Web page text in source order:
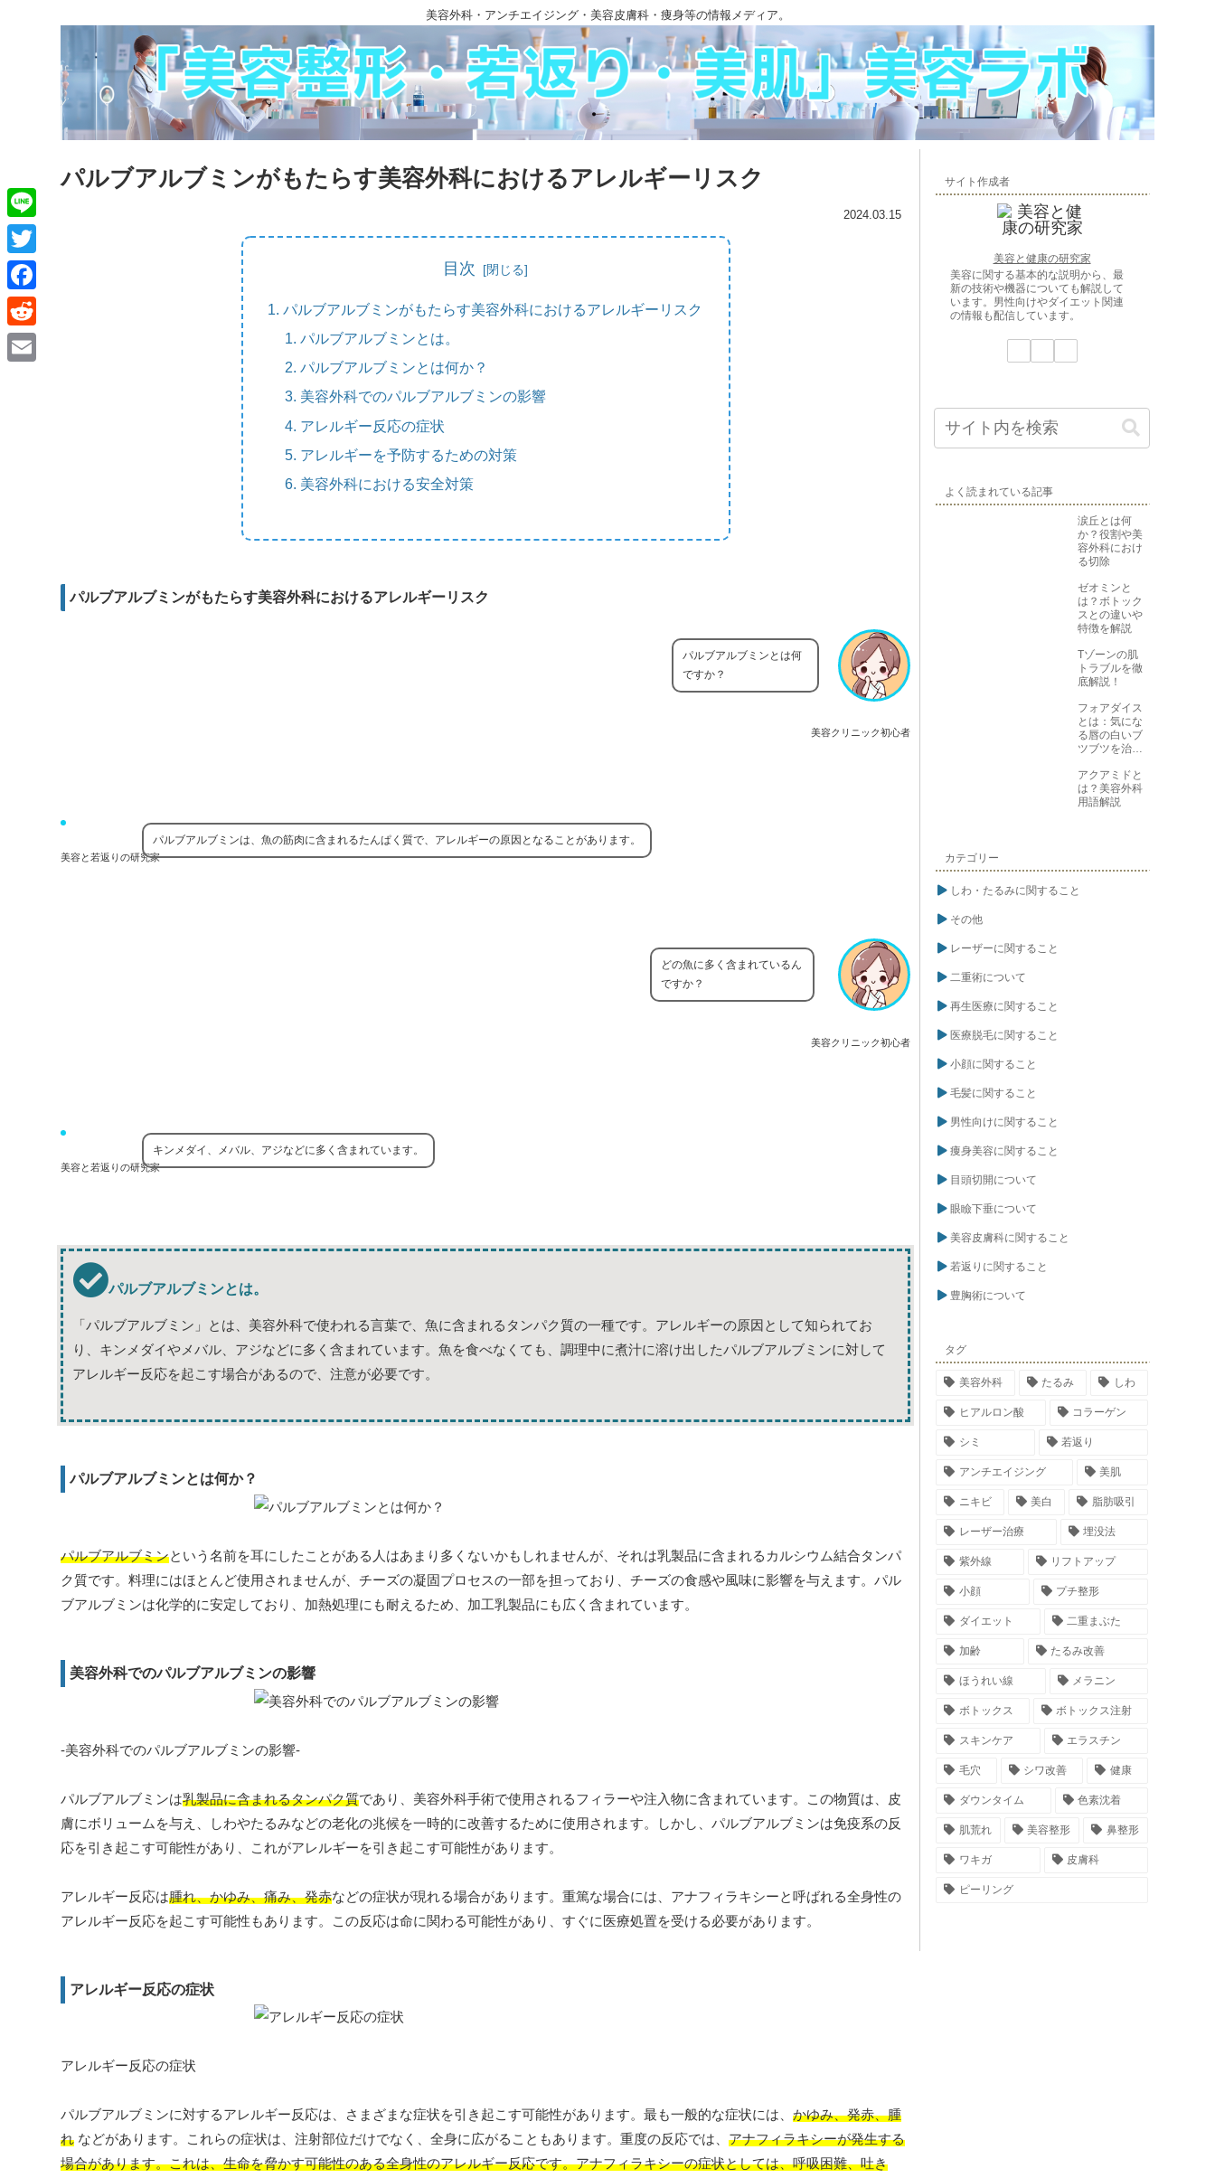
美容外科・アンチエイジング・美容皮膚科・痩身等の情報メディア。
パルブアルブミンがもたらす美容外科におけるアレルギーリスク
2024.03.15
目次
パルブアルブミンがもたらす美容外科におけるアレルギーリスク
パルブアルブミンとは。
パルブアルブミンとは何か？
美容外科でのパルブアルブミンの影響
アレルギー反応の症状
アレルギーを予防するための対策
美容外科における安全対策
パルブアルブミンがもたらす美容外科におけるアレルギーリスク
美容クリニック初心者
パルブアルブミンとは何
ですか？
美容と若返りの研究家
パルブアルブミンは、魚の筋肉に含まれるたんぱく質で、アレルギーの原因となることがあります。
美容クリニック初心者
どの魚に多く含まれているん
ですか？
美容と若返りの研究家
キンメダイ、メバル、アジなどに多く含まれています。
パルブアルブミンとは。
「パルブアルブミン」とは、美容外科で使われる言葉で、魚に含まれるタンパク質の一種です。アレルギーの原因として知られてお
り、キンメダイやメバル、アジなどに多く含まれています。魚を食べなくても、調理中に煮汁に溶け出したパルブアルブミンに対して
アレルギー反応を起こす場合があるので、注意が必要です。
パルブアルブミンとは何か？
パルブアルブミンという名前を耳にしたことがある人はあまり多くないかもしれませんが、それは乳製品に含まれるカルシウム結合タンパ
ク質です。料理にはほとんど使用されませんが、チーズの凝固プロセスの一部を担っており、チーズの食感や風味に影響を与えます。パル
ブアルブミンは化学的に安定しており、加熱処理にも耐えるため、加工乳製品にも広く含まれています。
美容外科でのパルブアルブミンの影響
-美容外科でのパルブアルブミンの影響-
パルブアルブミンは乳製品に含まれるタンパク質であり、美容外科手術で使用されるフィラーや注入物に含まれています。この物質は、皮
膚にボリュームを与え、しわやたるみなどの老化の兆候を一時的に改善するために使用されます。しかし、パルブアルブミンは免疫系の反
応を引き起こす可能性があり、これがアレルギーを引き起こす可能性があります。
アレルギー反応は腫れ、かゆみ、痛み、発赤などの症状が現れる場合があります。重篤な場合には、アナフィラキシーと呼ばれる全身性の
アレルギー反応を起こす可能性もあります。この反応は命に関わる可能性があり、すぐに医療処置を受ける必要があります。
アレルギー反応の症状
アレルギー反応の症状
パルブアルブミンに対するアレルギー反応は、さまざまな症状を引き起こす可能性があります。最も一般的な症状には、 かゆみ、発赤、腫
れ などがあります。これらの症状は、注射部位だけでなく、全身に広がることもあります。重度の反応では、 アナフィラキシーが発生する
場合があります。これは、生命を脅かす可能性のある全身性のアレルギー反応です。アナフィラキシーの症状としては、呼吸困難、吐き
サイト作成者
美容と健康の研究家
美容に関する基本的な説明から、最
新の技術や機器についても解説して
います。男性向けやダイエット関連
の情報も配信しています。
よく読まれている記事
涙丘とは何
か？役割や美
容外科におけ
る切除
ゼオミンと
は？ボトック
スとの違いや
特徴を解説
Tゾーンの肌
トラブルを徹
底解説！
フォアダイス
とは：気にな
る唇の白いブ
ツブツを治す
アクアミドと
は？美容外科
用語解説
カテゴリー
しわ・たるみに関すること
その他
レーザーに関すること
二重術について
再生医療に関すること
医療脱毛に関すること
小顔に関すること
毛髪に関すること
男性向けに関すること
痩身美容に関すること
目頭切開について
眼瞼下垂について
美容皮膚科に関すること
若返りに関すること
豊胸術について
タグ
美容外科 たるみ しわ
ヒアルロン酸 コラーゲン
シミ 若返り
アンチエイジング 美肌
ニキビ 美白 脂肪吸引
レーザー治療 埋没法
紫外線 リフトアップ
小顔 プチ整形
ダイエット 二重まぶた
加齢 たるみ改善
ほうれい線 メラニン
ボトックス ボトックス注射
スキンケア エラスチン
毛穴 シワ改善 健康
ダウンタイム 色素沈着
肌荒れ 美容整形 鼻整形
ワキガ 皮膚科
ピーリング
L
i
n
e
T
w
i
t
F
a
c
R